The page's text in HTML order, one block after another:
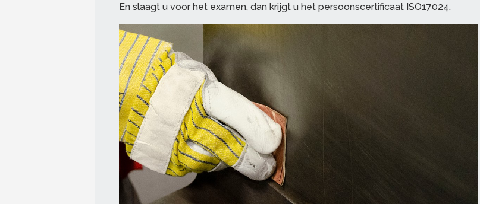
En slaagt u voor het examen, dan krijgt u het persoonscertificaat ISO17024.